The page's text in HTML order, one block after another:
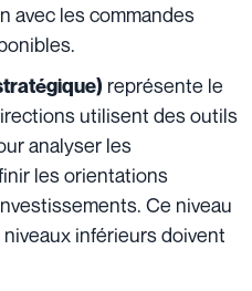
avec les commandes
représente le
utilisent des outils
analyser les
les orientations
Ce niveau
inférieurs doivent